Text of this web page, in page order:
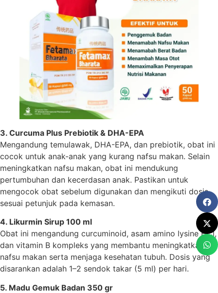
3. Curcuma Plus Prebiotik & DHA-EPA
Mengandung temulawak, DHA-EPA, dan prebiotik, obat ini
cocok untuk anak-anak yang kurang nafsu makan. Selain
meningkatkan nafsu makan, obat ini mendukung
pertumbuhan dan kecerdasan anak. Pastikan untuk
mengocok obat sebelum digunakan dan mengikuti dosis
sesuai petunjuk pada kemasan.
4. Likurmin Sirup 100 ml
Obat ini mengandung curcuminoid, asam amino lysine HCl,
dan vitamin B kompleks yang membantu meningkatkan
nafsu makan serta menjaga kesehatan tubuh. Dosis yang
disarankan adalah 1–2 sendok takar (5 ml) per hari.
5. Madu Gemuk Badan 350 gr